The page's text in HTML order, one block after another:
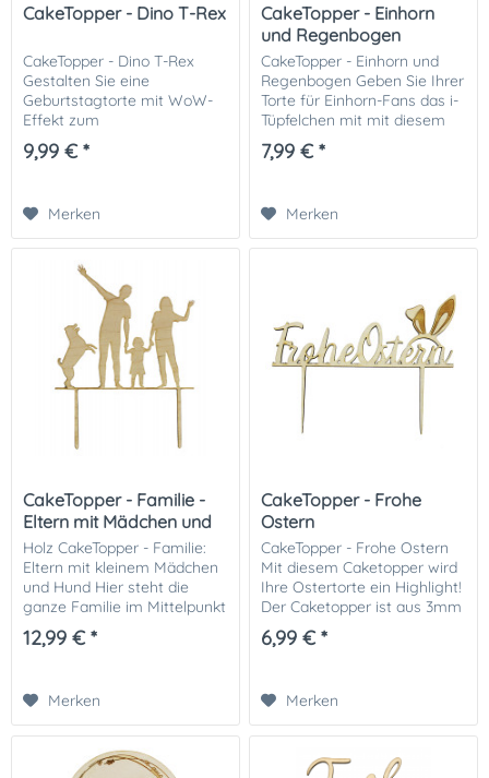
CakeTopper - Dino T-Rex
CakeTopper - Dino T-Rex
Gestalten Sie eine
Geburtstagtorte mit WoW-
Effekt zum
Kindergeburtstag. Der
Caketopper aus Holz ist ein
Ihnen die Stiele mit...
9,99 € *
Merken
CakeTopper - Einhorn
und Regenbogen
CakeTopper - Einhorn und
Regenbogen Geben Sie Ihrer
Torte für Einhorn-Fans das i-
Tüpfelchen mit mit diesem
süßen Caketopper "Einhorn
und Regenbogen" ❤️ Der
7,99 € *
Merken
CakeTopper - Familie -
Eltern mit Mädchen und
Hund
Holz CakeTopper - Familie:
Eltern mit kleinem Mädchen
und Hund Hier steht die
ganze Familie im Mittelpunkt
der Torte! Unser
zauberhafter CakeTopper
12,99 € *
Merken
CakeTopper - Frohe
Ostern
CakeTopper - Frohe Ostern
Mit diesem Caketopper wird
Ihre Ostertorte ein Highlight!
Der Caketopper ist aus 3mm
starkem Holz. Material: Holz
Inhalt: 1 Caketopper aus Holz
6,99 € *
Merken